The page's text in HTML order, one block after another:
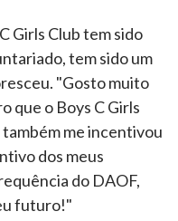
Girls Club tem sido
tem sido um
"Gosto muito
que o Boys C Girls
me incentivou
dos meus
do DAOF,
futuro!"